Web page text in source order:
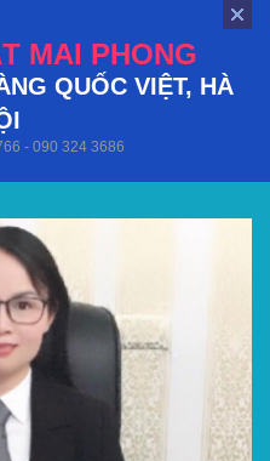
MAI PHONG
QUỐC VIỆT, HÀ
- 090 324 3686